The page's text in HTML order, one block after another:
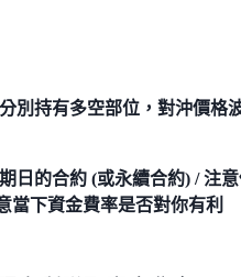
別持有多空部位，對沖價格
日的合約 (或永續合約) / 注
當下資金費率是否對你有利